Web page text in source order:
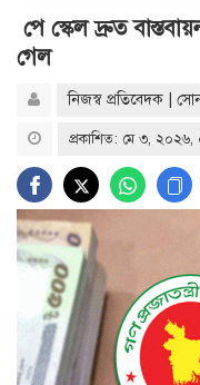
পে স্কেল দ্রুত
গেল
নিজস্ব প্রতিবেদক |
প্রকাশিত: মে ৩,